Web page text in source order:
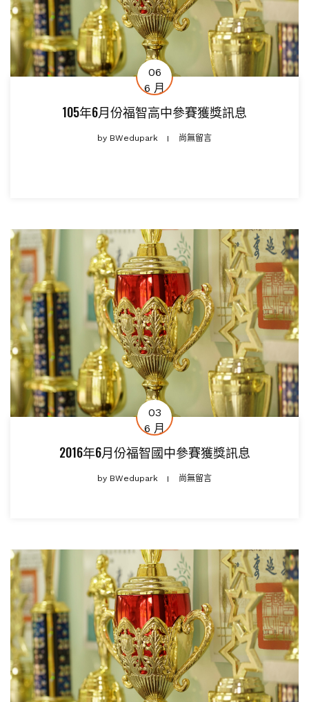
06
6 月
105年6月份福智高中參賽獲獎訊息
by BWedupark 尚無留言
03
6 月
2016年6月份福智國中參賽獲獎訊息
by BWedupark 尚無留言